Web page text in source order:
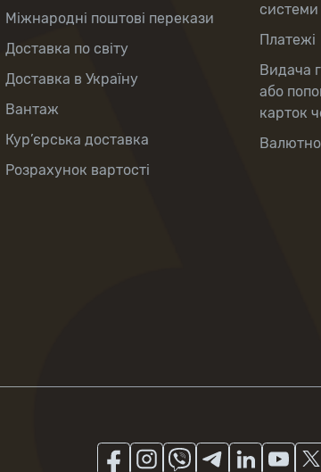
Міжнародні поштові перекази
Доставка по світу
Доставка в Україну
Вантаж
Кур’єрська доставка
Розрахунок вартості
системи
Платежі
Видача
або
карток